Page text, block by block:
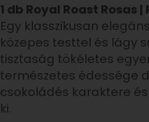
1 db Royal Roast Rosas
Egy klasszikusan
közepes testtel és lágy
tisztaság tökéletes
természetes édessége
csokoládés karaktere
ki.